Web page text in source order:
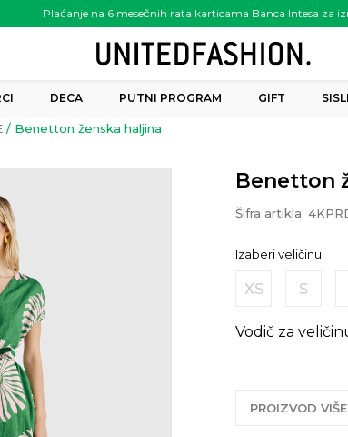
Plaćanje na 6 mesečnih rata karticama Banca Intesa za
preko 6.000.00 rsd
DECA PUTNI PROGRAM GIFT
Benetton ženska haljina
Benetton
Šifra artikla:
Izaberi veličinu:
XS S
Vodič za
PROIZVOD